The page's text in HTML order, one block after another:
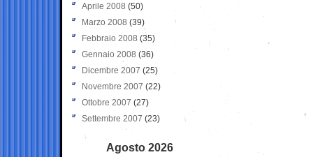
Aprile 2008 (50)
Marzo 2008 (39)
Febbraio 2008 (35)
Gennaio 2008 (36)
Dicembre 2007 (25)
Novembre 2007 (22)
Ottobre 2007 (27)
Settembre 2007 (23)
Agosto 2026